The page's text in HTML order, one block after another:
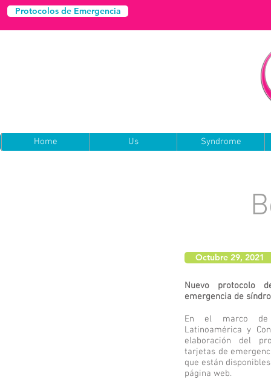
Protocolos de Emergencia
Home Us Syndrome
Octubre 29, 2021
Nuevo protocolo
emergencia de
En el marco de
Latinoamérica y
elaboración del
tarjetas de
que están
página web.